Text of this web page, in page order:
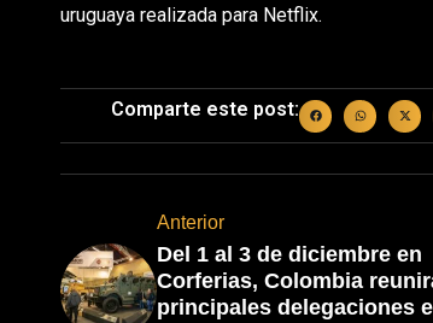
uruguaya realizada para Netflix.
Comparte este post:
Anterior
Del 1 al 3 de diciembre en
Corferias, Colombia
principales delegaciones